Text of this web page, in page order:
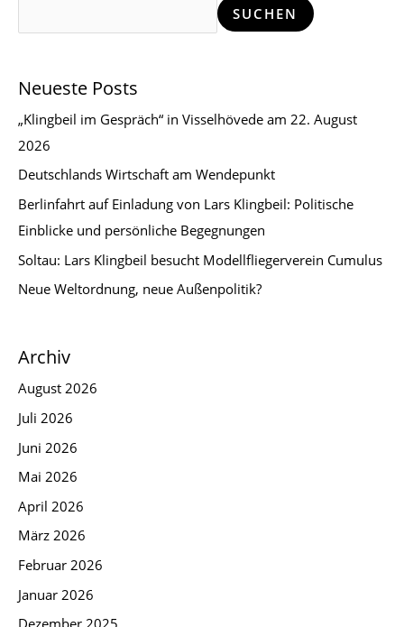
SUCHEN
Neueste Posts
„Klingbeil im Gespräch“ in Visselhövede am 22. August
2026
Deutschlands Wirtschaft am Wendepunkt
Berlinfahrt auf Einladung von Lars Klingbeil: Politische
Einblicke und persönliche Begegnungen
Soltau: Lars Klingbeil besucht Modellfliegerverein Cumulus
Neue Weltordnung, neue Außenpolitik?
Archiv
August 2026
Juli 2026
Juni 2026
Mai 2026
April 2026
März 2026
Februar 2026
Januar 2026